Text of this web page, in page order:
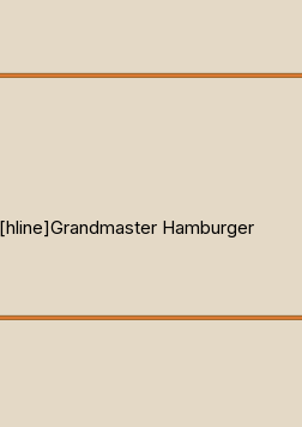
Grandmaster Hamburger